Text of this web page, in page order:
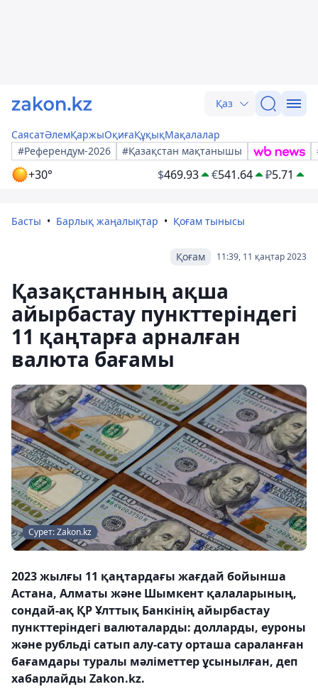
Қаз
СаясатӘлемҚаржыОқиғаҚұқықМақалалар
#Референдум-2026
#Қазақстан мақтанышы
+30° $469.93 €541.64 ₽5.71
Басты Барлық жаңалықтар Қоғам тынысы
11:39, 11 қаңтар 2023
Қоғам
Қазақстанның ақша
айырбастау пункттеріндегі
11 қаңтарға арналған
валюта бағамы
Сурет: Zakon.kz
2023 жылғы 11 қаңтардағы жағдай бойынша
Астана, Алматы және Шымкент қалаларының,
сондай-ақ ҚР Ұлттық Банкінің айырбастау
пункттеріндегі валюталарды: долларды, еуроны
және рубльді сатып алу-сату орташа сараланған
бағамдары туралы мәліметтер ұсынылған, деп
хабарлайды Zakon.kz.